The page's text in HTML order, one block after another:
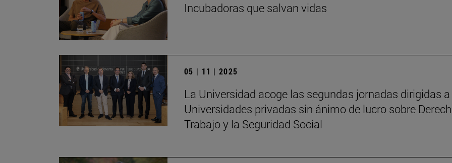
Incubadoras que salvan vidas
05 | 11 | 2025
La Universidad acoge las segundas jornadas dirigidas
Universidades privadas sin ánimo de lucro sobre
Trabajo y la Seguridad Social